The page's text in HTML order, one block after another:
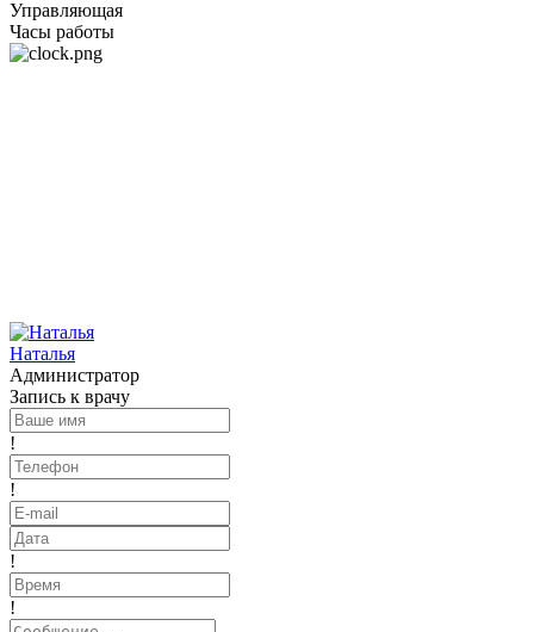
Управляющая
Часы работы
Наталья
Администратор
Запись к врачу
!
!
!
!